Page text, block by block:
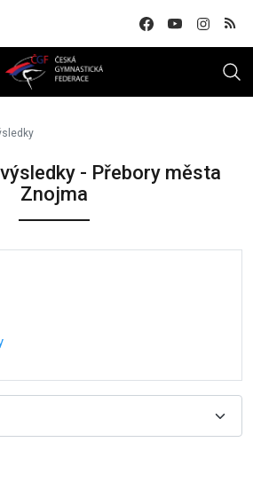
- Přebory města
Znojma